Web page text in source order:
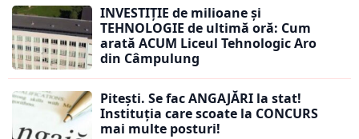
INVESTIȚIE de milioane și
TEHNOLOGIE de ultimă oră: Cum
arată ACUM Liceul Tehnologic Aro
din Câmpulung
Pitești. Se fac ANGAJĂRI la stat!
Instituția care scoate la CONCURS
mai multe posturi!